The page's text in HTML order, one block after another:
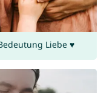
Liebe ♥